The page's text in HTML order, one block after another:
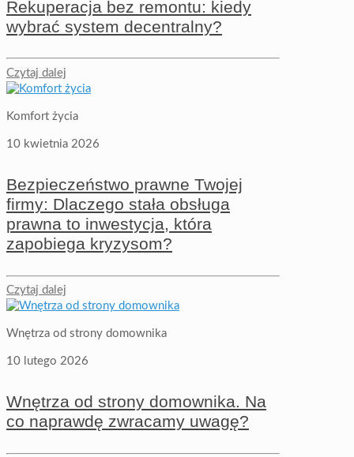
Rekuperacja bez remontu: kiedy
wybrać system decentralny?
Czytaj dalej
Komfort życia
10 kwietnia 2026
Bezpieczeństwo prawne Twojej
firmy: Dlaczego stała obsługa
prawna to inwestycja, która
zapobiega kryzysom?
Czytaj dalej
Wnętrza od strony domownika
10 lutego 2026
Wnętrza od strony domownika. Na
co naprawdę zwracamy uwagę?